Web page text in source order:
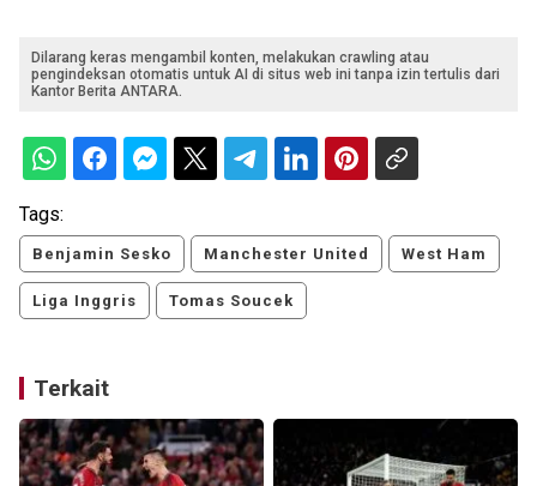
Dilarang keras mengambil konten, melakukan crawling atau
pengindeksan otomatis untuk AI di situs web ini tanpa izin tertulis dari
Kantor Berita ANTARA.
Tags:
Benjamin Sesko Manchester United West Ham
Liga Inggris Tomas Soucek
Terkait